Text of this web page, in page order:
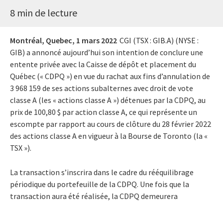
8 min de lecture
Montréal, Quebec, 1 mars 2022 CGI (TSX : GIB.A) (NYSE :
GIB) a annoncé aujourd’hui son intention de conclure une
entente privée avec la Caisse de dépôt et placement du
Québec (« CDPQ ») en vue du rachat aux fins d’annulation de
3 968 159 de ses actions subalternes avec droit de vote
classe A (les « actions classe A ») détenues par la CDPQ, au
prix de 100,80 $ par action classe A, ce qui représente un
escompte par rapport au cours de clôture du 28 février 2022
des actions classe A en vigueur à la Bourse de Toronto (la «
TSX »).
La transaction s’inscrira dans le cadre du rééquilibrage
périodique du portefeuille de la CDPQ. Une fois que la
transaction aura été réalisée, la CDPQ demeurera